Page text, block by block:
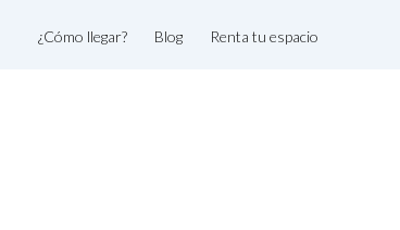
¿Cómo llegar? Blog Renta tu espacio